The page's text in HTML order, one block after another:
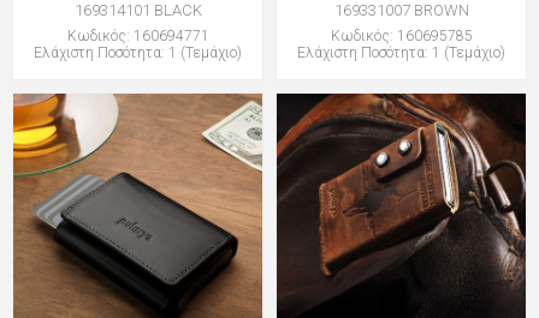
169314101 BLACK
Κωδικός: 160694771
Ελάχιστη Ποσότητα: 1 (Τεμάχιο)
169331007 BROWN
Κωδικός: 160695785
Ελάχιστη Ποσότητα: 1 (Τεμάχιο)